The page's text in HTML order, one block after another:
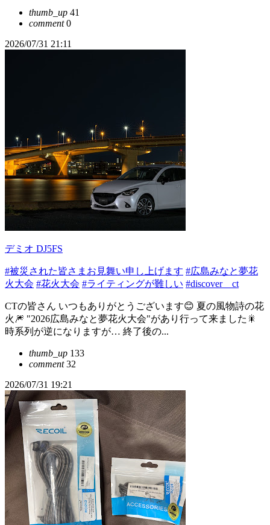
thumb_up 41
comment0
2026/07/31 21:11
デミオ DJ5FS
#被災された皆さまお見舞い申し上げます #広島みなと夢花
火大会 #花火大会 #ライティングが難しい #discover＿ct
CTの皆さん いつもありがとうございます😊 夏の風物詩の花
火🎆 "2026広島みなと夢花火大会"があり行って来ました🎇
時系列が逆になりますが… 終了後の...
thumb_up 133
comment32
2026/07/31 19:21